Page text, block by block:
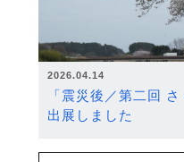
2026.04.14
「震災後／第二回
出展しました